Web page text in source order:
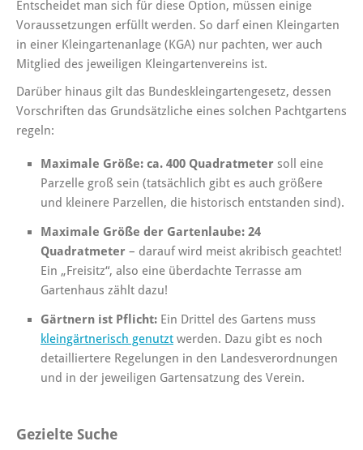
Entscheidet man sich für diese Option, müssen einige
Voraussetzungen erfüllt werden. So darf einen Kleingarten
in einer Kleingartenanlage (KGA) nur pachten, wer auch
Mitglied des jeweiligen Kleingartenvereins ist.
Darüber hinaus gilt das Bundeskleingartengesetz, dessen
Vorschriften das Grundsätzliche eines solchen Pachtgartens
regeln:
Maximale Größe: ca. 400 Quadratmeter soll eine
Parzelle groß sein (tatsächlich gibt es auch größere
und kleinere Parzellen, die historisch entstanden sind).
Maximale Größe der Gartenlaube: 24
Quadratmeter – darauf wird meist akribisch geachtet!
Ein „Freisitz“, also eine überdachte Terrasse am
Gartenhaus zählt dazu!
Gärtnern ist Pflicht: Ein Drittel des Gartens muss
kleingärtnerisch genutzt werden. Dazu gibt es noch
detailliertere Regelungen in den Landesverordnungen
und in der jeweiligen Gartensatzung des Verein.
Gezielte Suche